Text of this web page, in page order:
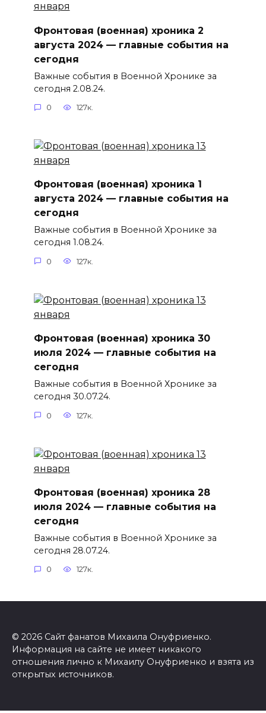
Фронтовая (военная) хроника 2
августа 2024 — главные события на
сегодня
Важные события в Военной Хронике за
сегодня 2.08.24.
0 127к.
Фронтовая (военная) хроника 1
августа 2024 — главные события на
сегодня
Важные события в Военной Хронике за
сегодня 1.08.24.
0 127к.
Фронтовая (военная) хроника 30
июля 2024 — главные события на
сегодня
Важные события в Военной Хронике за
сегодня 30.07.24.
0 127к.
Фронтовая (военная) хроника 28
июля 2024 — главные события на
сегодня
Важные события в Военной Хронике за
сегодня 28.07.24.
0 127к.
© 2026 Сайт фанатов Михаила Онуфриенко.
Информация на сайте не имеет никакого
отношения лично к Михаилу Онуфриенко и взята из
открытых источников.